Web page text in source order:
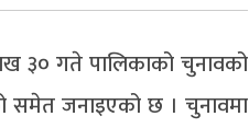
३० गते पालिकाको चुनावको
समेत जनाइएको छ । चुनावमा